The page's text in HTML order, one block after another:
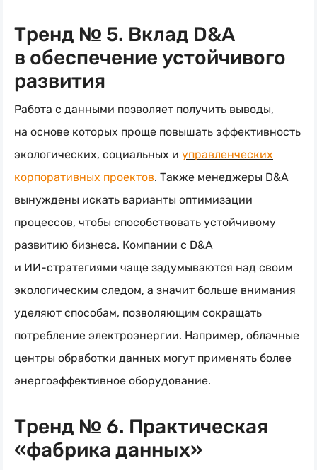
Тренд № 5. Вклад D&A
в обеспечение устойчивого
развития
Работа с данными позволяет получить выводы,
на основе которых проще повышать эффективность
экологических, социальных и управленческих
корпоративных проектов. Также менеджеры D&A
вынуждены искать варианты оптимизации
процессов, чтобы способствовать устойчивому
развитию бизнеса. Компании с D&A
и ИИ-стратегиями чаще задумываются над своим
экологическим следом, а значит больше внимания
уделяют способам, позволяющим сокращать
потребление электроэнергии. Например, облачные
центры обработки данных могут применять более
энергоэффективное оборудование.
Тренд № 6. Практическая
«фабрика данных»